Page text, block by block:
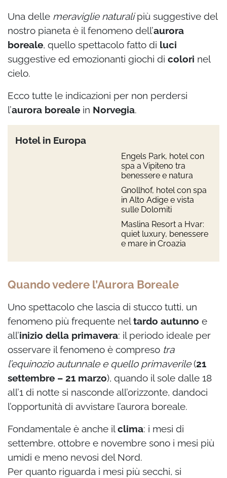
Una delle meraviglie naturalipiù suggestive del
nostro pianeta è il fenomeno dell’aurora
boreale, quello spettacolo fatto di luci
suggestive ed emozionanti giochi di colori nel
cielo.
Ecco tutte le indicazioni per non perdersi
l’aurora boreale in Norvegia.
Hotel in Europa
Engels Park, hotel con
spa a Vipiteno tra
benessere e natura
Gnollhof, hotel con spa
in Alto Adige e vista
sulle Dolomiti
Maslina Resort a Hvar:
quiet luxury, benessere
e mare in Croazia
Quando vedere l’Aurora Boreale
Uno spettacolo che lascia di stucco tutti, un
fenomeno più frequente neltardo autunno e
all’inizio della primavera: il periodo ideale per
osservare il fenomeno è compreso tra
l’equinozio autunnale e quello primaverile(21
settembre – 21 marzo), quando il sole dalle 18
all’1 di notte si nasconde all’orizzonte, dandoci
l’opportunità di avvistare l’aurora boreale.
Fondamentale è anche ilclima: i mesi di
settembre, ottobre e novembre sono i mesi più
umidi e meno nevosi del Nord.
Per quanto riguarda i mesi più secchi, si